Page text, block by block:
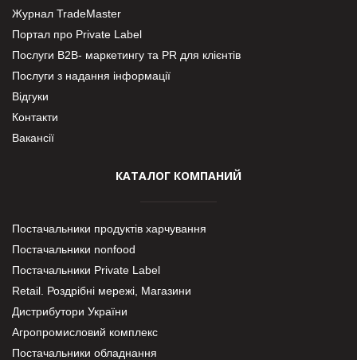
Журнал TradeMaster
Портал про Private Label
Послуги В2В- маркетингу та PR для клієнтів
Послуги з надання інформації
Відгуки
Контакти
Вакансії
КАТАЛОГ КОМПАНИЙ
Постачальники продуктів харчування
Постачальники nonfood
Постачальники Private Label
Retail. Роздрібні мережі, Магазини
Дистрибутори України
Агропромисловий комплекс
Постачальники обладнання